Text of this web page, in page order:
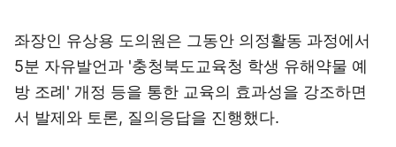
좌장인 유상용 도의원은 그동안 의정활동 과정에서
5분 자유발언과 '충청북도교육청 학생 유해약물 예
방 조례' 개정 등을 통한 교육의 효과성을 강조하면
서 발제와 토론, 질의응답을 진행했다.